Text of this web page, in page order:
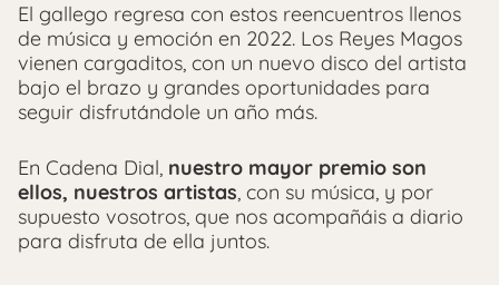
El gallego regresa con estos reencuentros llenos
de música y emoción en 2022. Los Reyes Magos
vienen cargaditos, con un nuevo disco del artista
bajo el brazo y grandes oportunidades para
seguir disfrutándole un año más.
En Cadena Dial, nuestro mayor premio son
ellos, nuestros artistas, con su música, y por
supuesto vosotros, que nos acompañáis a diario
para disfruta de ella juntos.